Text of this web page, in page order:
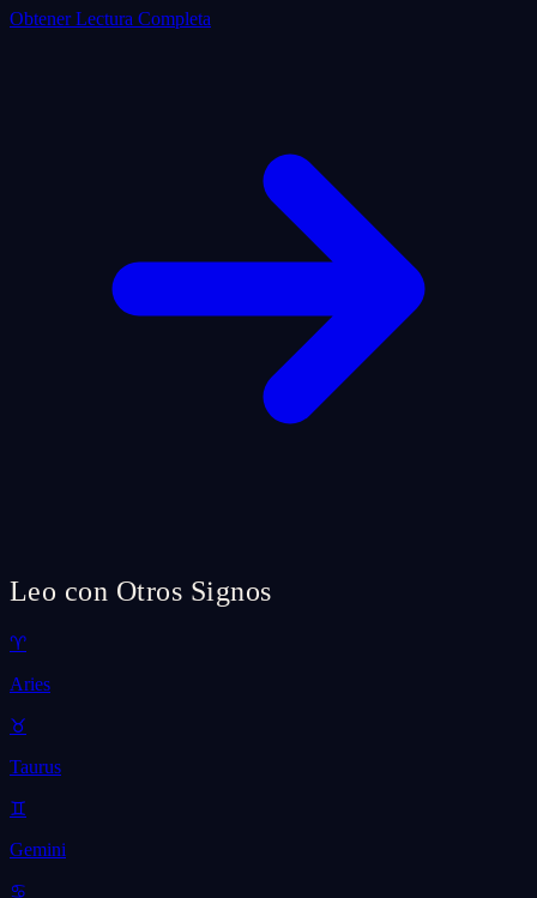
Obtener Lectura Completa
Leo con Otros Signos
♈
Aries
♉
Taurus
♊
Gemini
♋